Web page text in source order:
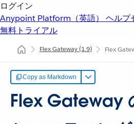
ログイン
Anypoint Platform（英語） ヘルプ
無料トライアル
Flex Gateway(1.9) Flex
Copy as Markdown
Flex Gateway